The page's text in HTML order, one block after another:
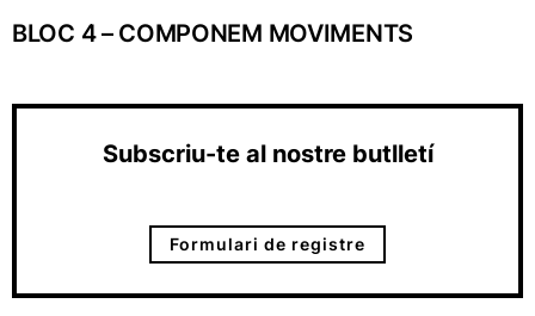
BLOC 4 – COMPONEM MOVIMENTS
Subscriu-te al nostre butlletí
Formulari de registre